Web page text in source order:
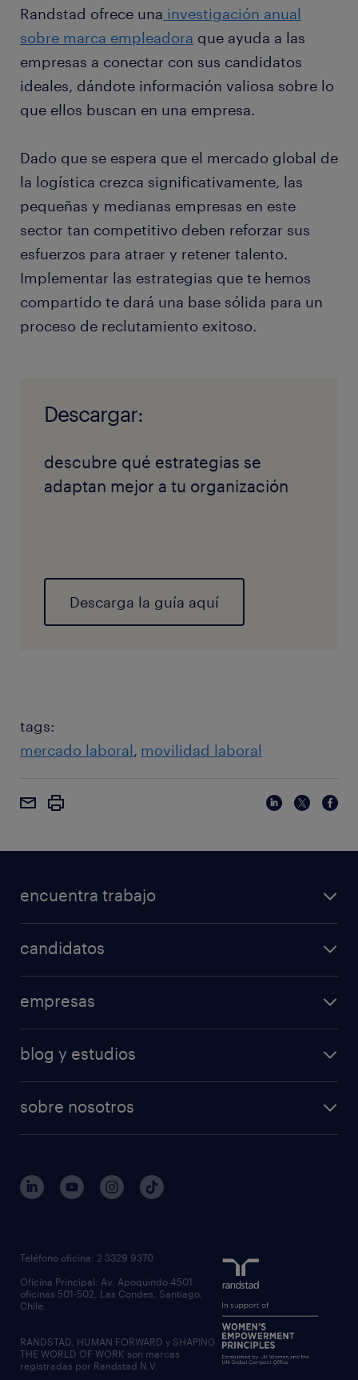
Randstad ofrece una investigación anual
sobre marca empleadora que ayuda a las
empresas a conectar con sus candidatos
ideales, dándote información valiosa sobre lo
que ellos buscan en una empresa.
Dado que se espera que el mercado global de
la logística crezca significativamente, las
pequeñas y medianas empresas en este
sector tan competitivo deben reforzar sus
esfuerzos para atraer y retener talento.
Implementar las estrategias que te hemos
compartido te dará una base sólida para un
proceso de reclutamiento exitoso.
Descargar:
descubre qué estrategias se
adaptan mejor a tu organización
Descarga la guía aquí
tags:
mercado laboral movilidad laboral
encuentra trabajo
candidatos
empresas
blog y estudios
sobre nosotros
Teléfono oficina: 2 3329 9370
Oficina Principal: Av. Apoquindo 4501
oficinas 501-502, Las Condes, Santiago,
Chile.
RANDSTAD, HUMAN FORWARD y SHAPING
THE WORLD OF WORK son marcas
registradas por Randstad N.V.